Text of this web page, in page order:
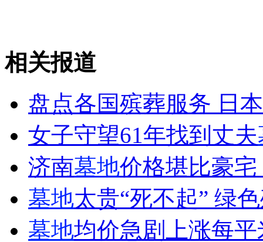
山西运城恶犬咬伤多人 警民合力深夜将其击毙
女孩北京地铁殴打老人 痛下狠手拳打脚踢
无痛分娩是否安全 医生回应
外交部：反对强权政治霸凌主义
外交部：有关国家言论片面不公正
相关报道
盘点各国殡葬服务 日
女子守望61年找到丈夫
济南墓地价格堪比豪宅
墓地太贵“死不起” 绿
墓地均价急剧上涨每